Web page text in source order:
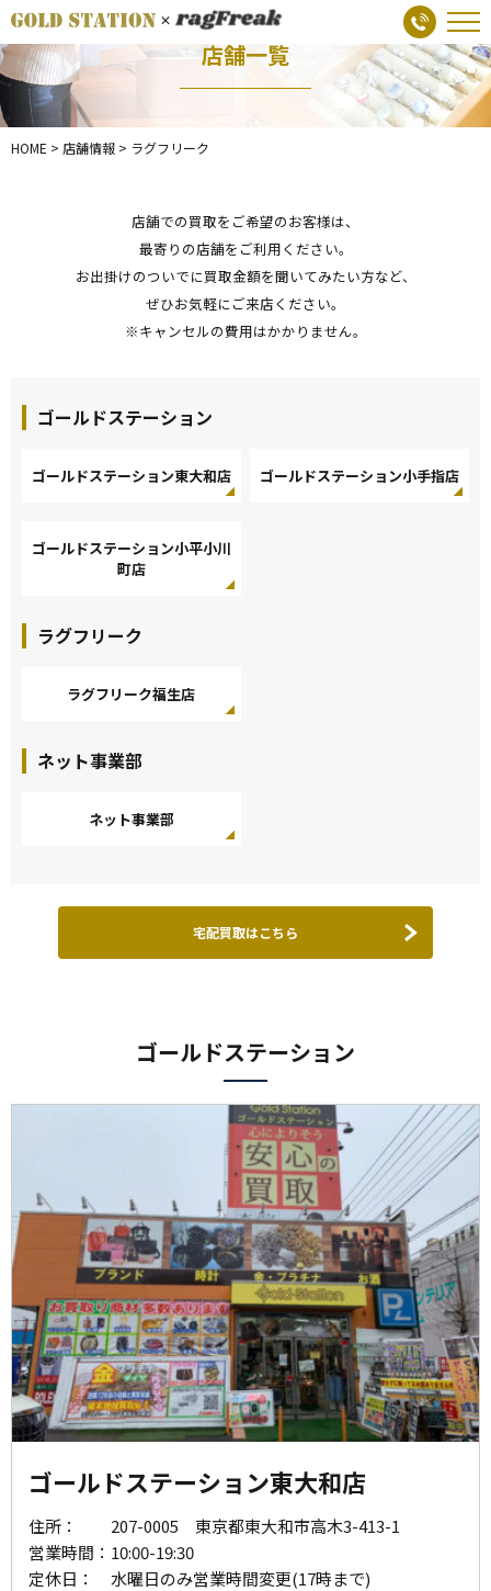
店舗一覧
HOME > 店舗情報 > ラグフリーク
店舗での買取をご希望のお客様は、
最寄りの店舗をご利用ください。
お出掛けのついでに買取金額を聞いてみたい方など、
ぜひお気軽にご来店ください。
※キャンセルの費用はかかりません。
ゴールドステーション
ゴールドステーション東大和店 ゴールドステーション小手指店
ゴールドステーション小平小川
町店
ラグフリーク
ラグフリーク福生店
ネット事業部
ネット事業部
宅配買取はこちら
ゴールドステーション
ゴールドステーション東大和店
住所：
207-0005 東京都東大和市高木3-413-1
営業時間： 10:00-19:30
定休日：
水曜日のみ営業時間変更(17時まで)